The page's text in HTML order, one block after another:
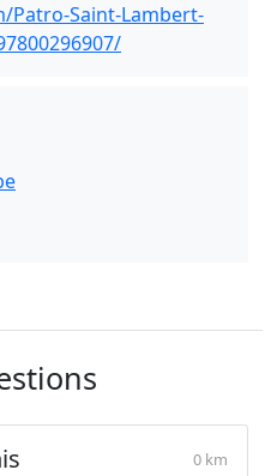
Patro-Saint-Lambert-
0 km